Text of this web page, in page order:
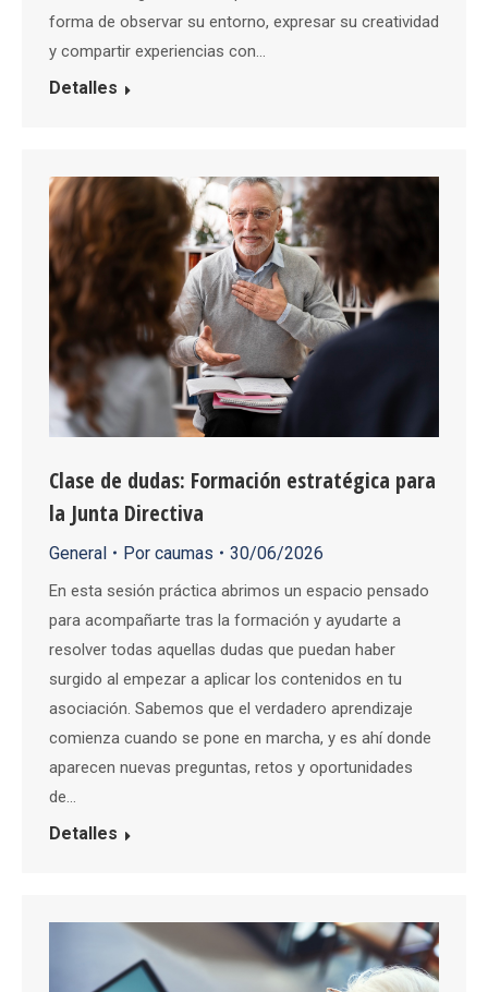
forma de observar su entorno, expresar su creatividad
y compartir experiencias con…
Detalles
Clase de dudas: Formación estratégica para
la Junta Directiva
General Por caumas 30/06/2026
En esta sesión práctica abrimos un espacio pensado
para acompañarte tras la formación y ayudarte a
resolver todas aquellas dudas que puedan haber
surgido al empezar a aplicar los contenidos en tu
asociación. Sabemos que el verdadero aprendizaje
comienza cuando se pone en marcha, y es ahí donde
aparecen nuevas preguntas, retos y oportunidades
de…
Detalles